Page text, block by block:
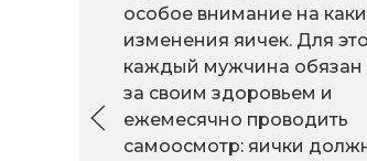
особое внимание на
изменения яичек. Для
каждый мужчина обязан
за своим здоровьем и
ежемесячно проводить
самоосмотр: яички